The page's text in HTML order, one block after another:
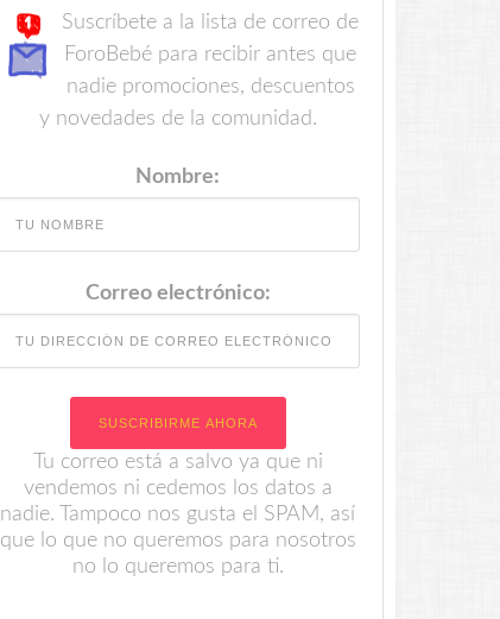
Suscríbete a la lista de correo de
ForoBebé para recibir antes que
nadie promociones, descuentos
y novedades de la comunidad.
Nombre:
Correo electrónico:
Tu correo está a salvo ya que ni
vendemos ni cedemos los datos a
nadie. Tampoco nos gusta el SPAM, así
que lo que no queremos para nosotros
no lo queremos para ti.